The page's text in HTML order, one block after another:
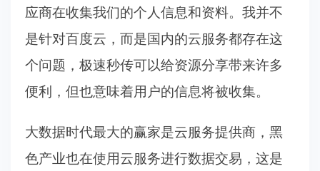
应商在收集我们的个人信息和资料。我并不
是针对百度云，而是国内的云服务都存在这
个问题，极速秒传可以给资源分享带来许多
便利，但也意味着用户的信息将被收集。
大数据时代最大的赢家是云服务提供商，黑
色产业也在使用云服务进行数据交易，这是